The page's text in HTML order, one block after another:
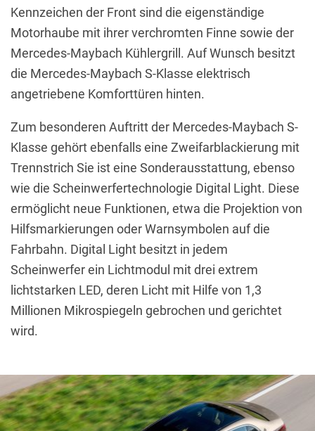
Kennzeichen der Front sind die eigenständige
Motorhaube mit ihrer verchromten Finne sowie der
Mercedes-Maybach Kühlergrill. Auf Wunsch besitzt
die Mercedes-Maybach S-Klasse elektrisch
angetriebene Komforttüren hinten.
Zum besonderen Auftritt der Mercedes-Maybach S-
Klasse gehört ebenfalls eine Zweifarblackierung mit
Trennstrich Sie ist eine Sonderausstattung, ebenso
wie die Scheinwerfertechnologie Digital Light. Diese
ermöglicht neue Funktionen, etwa die Projektion von
Hilfsmarkierungen oder Warnsymbolen auf die
Fahrbahn. Digital Light besitzt in jedem
Scheinwerfer ein Lichtmodul mit drei extrem
lichtstarken LED, deren Licht mit Hilfe von 1,3
Millionen Mikrospiegeln gebrochen und gerichtet
wird.